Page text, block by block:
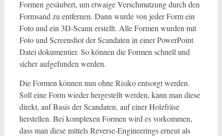
Formen gesäubert, um etwaige Verschmutzung durch den
Formsand zu entfernen. Dann wurde von jeder Form ein
Foto und ein 3D-Scann erstellt. Alle Formen wurden mit
Foto und Screenshot der Scandaten in einer PowerPoint
Datei dokumentier. So können die Formen schnell und
sicher aufgefunden werden.
Die Formen können nun ohne Risiko entsorgt werden.
Soll eine Form wieder hergestellt werden, kann man diese
direkt, auf Basis der Scandaten, auf einer Holzfräse
herstellen. Bei komplexen Formen wird es vorkommen,
dass man diese mittels Reverse-Engineerings erneut als